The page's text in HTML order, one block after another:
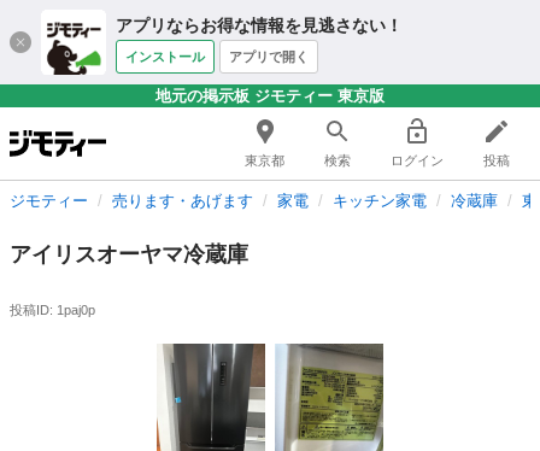
アプリならお得な情報を見逃さない！
インストール アプリで開く
地元の掲示板 ジモティー 東京版
東京都 検索 ログイン 投稿
ジモティー 売ります・あげます 家電 キッチン家電 冷蔵庫
アイリスオーヤマ冷蔵庫
投稿ID: 1paj0p